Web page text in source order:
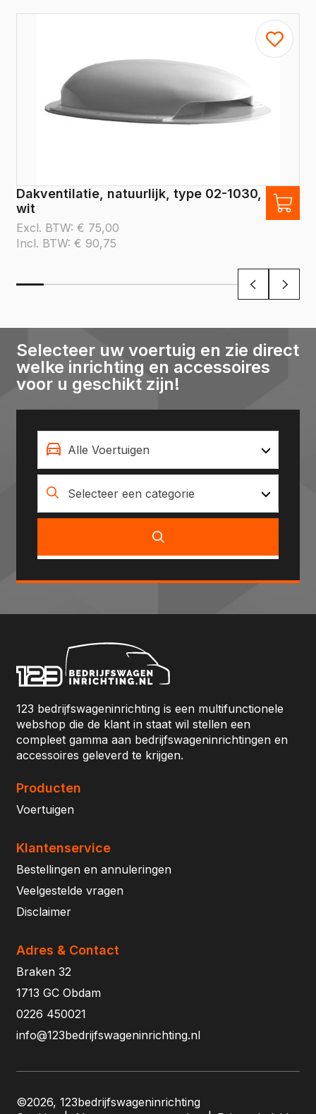
Dakventilatie, natuurlijk, type 02-1030,
wit
Excl. BTW: € 75,00
Incl. BTW: € 90,75
Selecteer uw voertuig en zie direct
welke inrichting en accessoires
voor u geschikt zijn!
Alle Voertuigen
Selecteer een categorie
123 bedrijfswageninrichting is een multifunctionele
webshop die de klant in staat wil stellen een
compleet gamma aan bedrijfswageninrichtingen en
accessoires geleverd te krijgen.
Producten
Voertuigen
Klantenservice
Bestellingen en annuleringen
Veelgestelde vragen
Disclaimer
Adres & Contact
Braken 32
1713 GC Obdam
0226 450021
info@123bedrijfswageninrichting.nl
©2026, 123bedrijfswageninrichting